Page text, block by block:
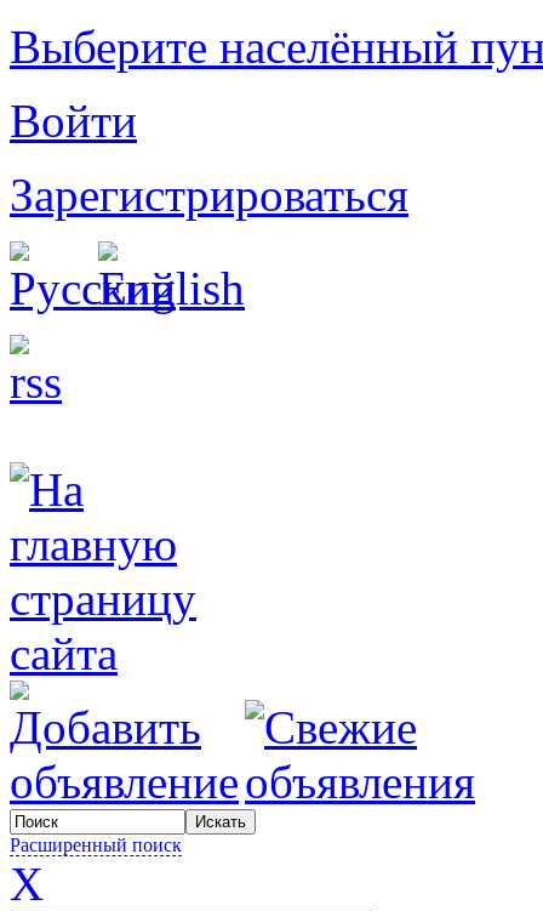
Выберите населённый
Войти
Зарегистрироваться
Расширенный поиск
X